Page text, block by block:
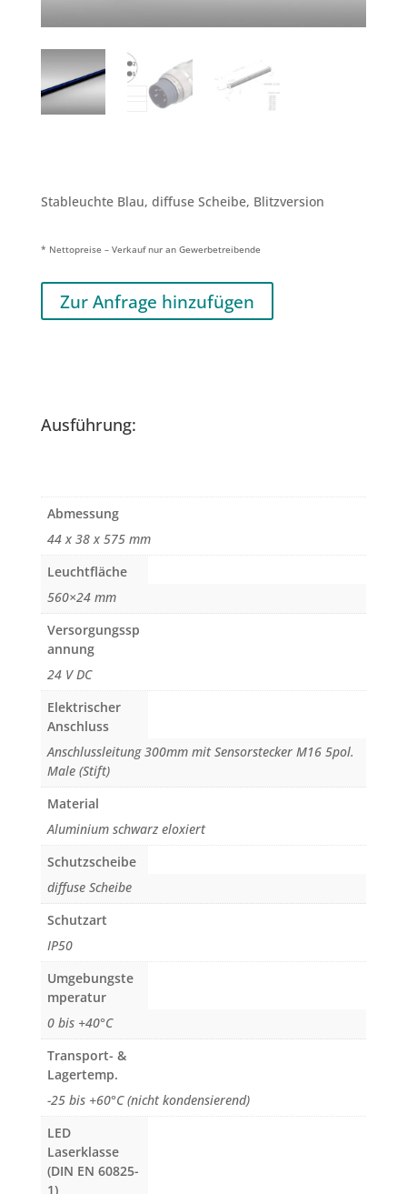
Stableuchte Blau, diffuse Scheibe, Blitzversion
* Nettopreise – Verkauf nur an Gewerbetreibende
Zur Anfrage hinzufügen
Ausführung:
Abmessung
44 x 38 x 575 mm
Leuchtfläche
560×24 mm
Versorgungssp
annung
24 V DC
Elektrischer
Anschluss
Anschlussleitung 300mm mit Sensorstecker M16 5pol.
Male (Stift)
Material
Aluminium schwarz eloxiert
Schutzscheibe
diffuse Scheibe
Schutzart
IP50
Umgebungste
mperatur
0 bis +40°C
Transport- &
Lagertemp.
-25 bis +60°C (nicht kondensierend)
LED
Laserklasse
(DIN EN 60825-
1)